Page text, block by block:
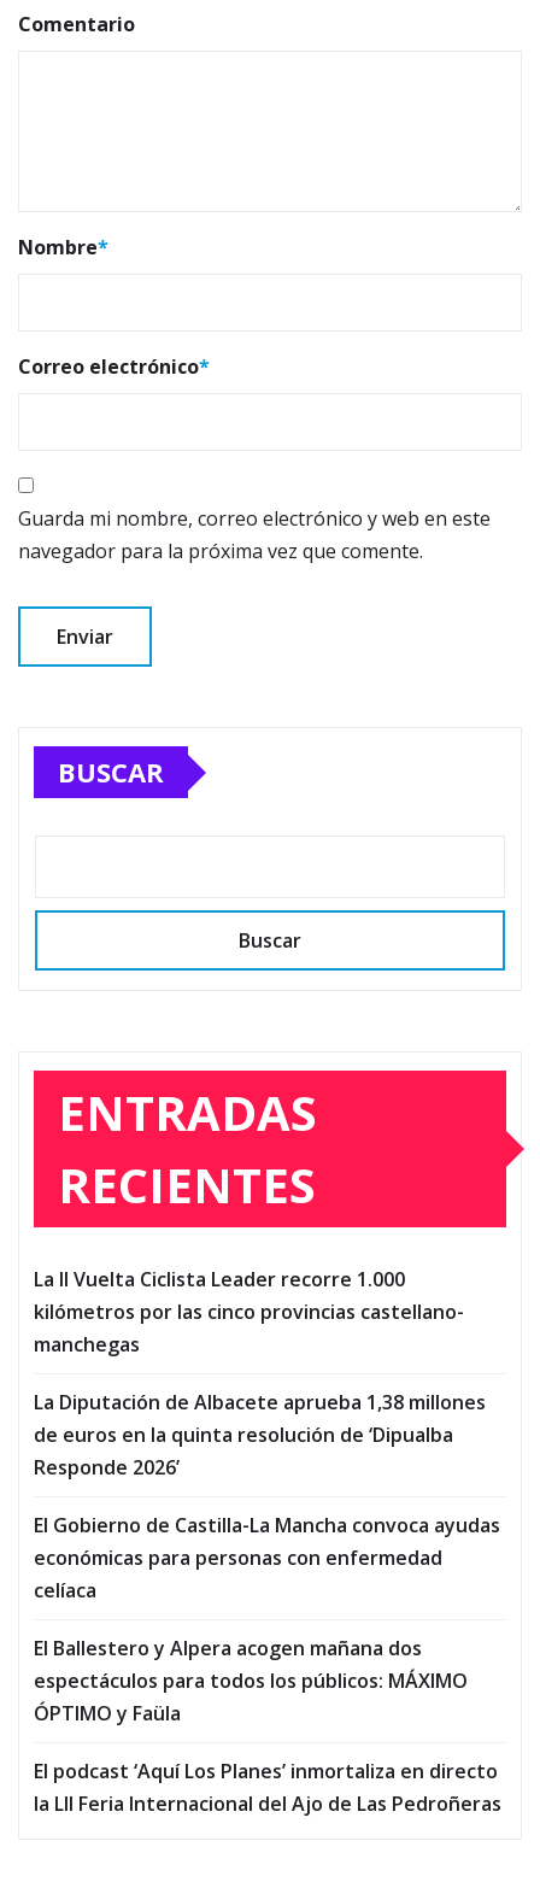
Comentario
Nombre*
Correo electrónico*
Guarda mi nombre, correo electrónico y web en este
navegador para la próxima vez que comente.
BUSCAR
Buscar
ENTRADAS
RECIENTES
La II Vuelta Ciclista Leader recorre 1.000
kilómetros por las cinco provincias castellano-
manchegas
La Diputación de Albacete aprueba 1,38 millones
de euros en la quinta resolución de ‘Dipualba
Responde 2026’
El Gobierno de Castilla-La Mancha convoca ayudas
económicas para personas con enfermedad
celíaca
El Ballestero y Alpera acogen mañana dos
espectáculos para todos los públicos: MÁXIMO
ÓPTIMO y Faüla
El podcast ‘Aquí Los Planes’ inmortaliza en directo
la LII Feria Internacional del Ajo de Las Pedroñeras